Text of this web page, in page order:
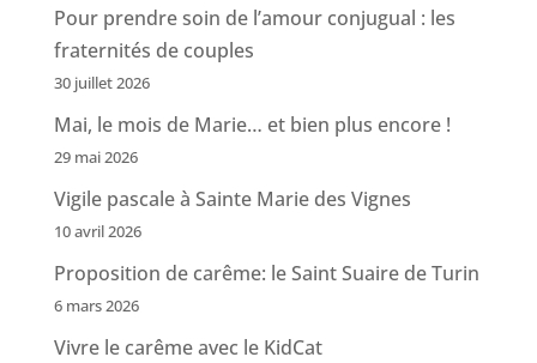
Pour prendre soin de l’amour conjugual : les
fraternités de couples
30 juillet 2026
Mai, le mois de Marie… et bien plus encore !
29 mai 2026
Vigile pascale à Sainte Marie des Vignes
10 avril 2026
Proposition de carême: le Saint Suaire de Turin
6 mars 2026
Vivre le carême avec le KidCat